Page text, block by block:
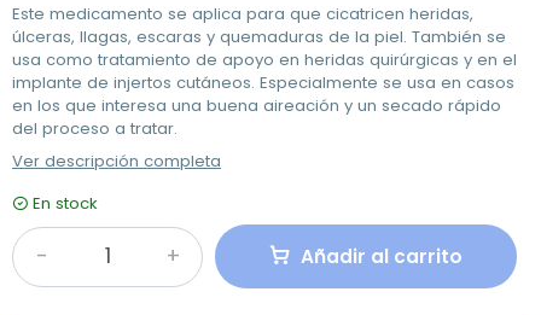
Este medicamento se aplica para que cicatricen heridas,
úlceras, llagas, escaras y quemaduras de la piel. También se
usa como tratamiento de apoyo en heridas quirúrgicas y en el
implante de injertos cutáneos. Especialmente se usa en casos
en los que interesa una buena aireación y un secado rápido
del proceso a tratar.
Ver descripción completa
En stock
Añadir al carrito